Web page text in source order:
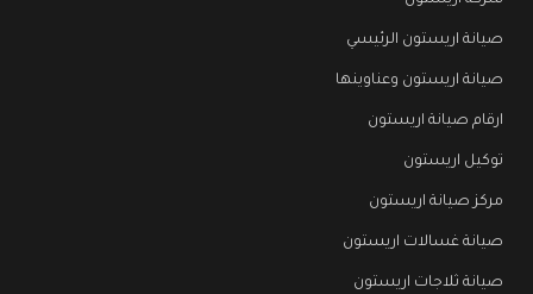
صيانة اريستون الرئيسي
صيانة اريستون وعناوينها
ارقام صيانة اريستون
توكيل اريستون
مركز صيانة اريستون
صيانة غسالات اريستون
صيانة ثلاجات اريستون